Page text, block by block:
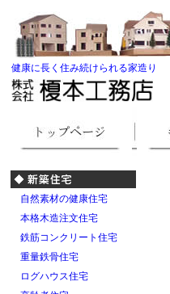
健康に長く住み続けられる家造り
自然素材の健康住宅
本格木造注文住宅
鉄筋コンクリート住宅
重量鉄骨住宅
ログハウス住宅